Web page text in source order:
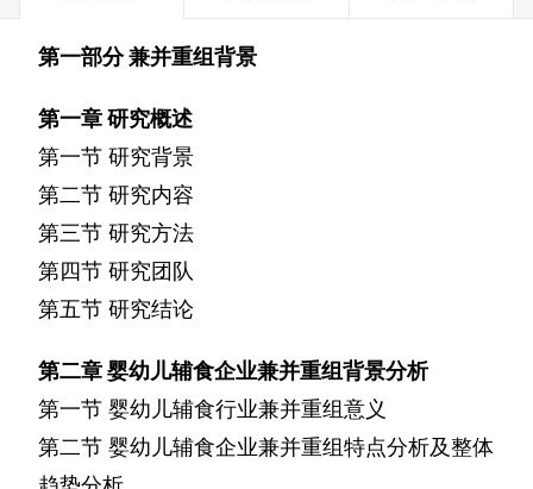
第一部分兼并重组背景
第一章研究概述
第一节 研究背景
第二节 研究内容
第三节 研究方法
第四节 研究团队
第五节 研究结论
第二章婴幼儿辅食企业兼并重组背景分析
第一节 婴幼儿辅食行业兼并重组意义
第二节 婴幼儿辅食企业兼并重组特点分析及整体